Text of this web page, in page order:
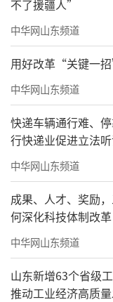
不了援疆人”
中华网山东频道
用好改革“关键一
中华网山东频道
快递车辆通行难、
行快递业促进立法
中华网山东频道
成果、人才、奖励
何深化科技体制改革
中华网山东频道
山东新增63个省级
推动工业经济高质